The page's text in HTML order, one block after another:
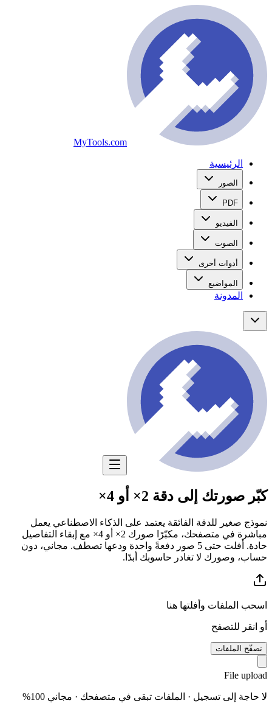
MyTools.com
الرئيسية
الصور
PDF
الفيديو
الصوت
أدوات أخرى
المواضيع
المدونة
كبّر صورتك إلى دقة 2× أو 4×
نموذج صغير للدقة الفائقة يعتمد على الذكاء الاصطناعي يعمل
مباشرة في متصفحك، مكبّرًا صورك 2× أو 4× مع إبقاء التفاصيل
حادة. أفلت حتى 5 صور دفعةً واحدة ودعها تصطف. مجاني، دون
حساب، وصورك لا تغادر حاسوبك أبدًا.
اسحب الملفات وأفلتها هنا
أو انقر للتصفح
تصفّح الملفات
File upload
لا حاجة إلى تسجيل · الملفات تبقى في متصفحك · مجاني 100%